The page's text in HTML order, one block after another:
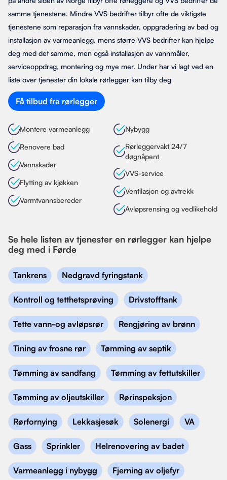
samme tjenestene. Mindre VVS bedrifter tilbyr ofte de viktigste
tjenestene som reparasjon fra vannskader, oppgradering av bad og
installasjon av varmeanlegg, mens større VVS bedrifter kan hjelpe
deg med det samme, men også installasjon av vannmåler,
serviceoppdrag, montering og mye mer. Under har vi lagt ved en
liste over tjenester din lokale rørlegger kan tilby deg
Få tilbud fra rørlegger
Montere varmeanlegg
Renovere bad
Vannskader
Flytting av kjøkken
Varmtvannsbereder
Nybygg
Rørleggervakt 24/7
døgnåpent
VVS-service
Ventilasjon og avtrekk
Avløpsrensing og vedlikehold
Se hele listen av tjenester en rørlegger kan hjelpe
deg med i Førde
Tankrens Nedgravd fyringstank
Kontroll og tetthetsprøving Drivstofftank
Tette vann-og avløpsrør Rengjøring av brønn
Tining av frosne rør Tømming av septik
Tømming av sandfang Tømming av fettutskiller
Tømming av oljeutskiller Rørinspeksjon
Rørfornying Lekkasjesøk Solenergi VA
Gass Sprinkler Helrenovering av badet
Varmeanlegg i nybygg Fjerning av oljefyr